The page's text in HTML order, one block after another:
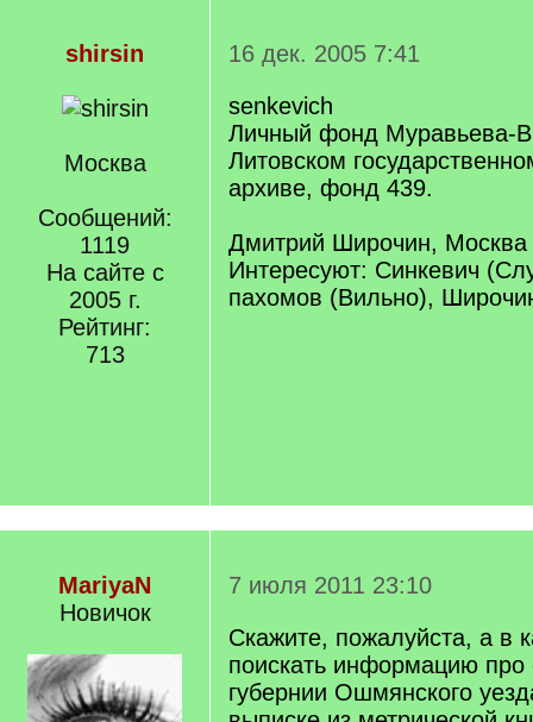
shirsin
Москва
Сообщений:
1119
На сайте с
2005 г.
Рейтинг:
713
16 дек. 2005 7:41
senkevich
Личный фонд Муравьева-
Литовском
архиве, фонд 439.
Дмитрий Широчин, Москва
Интересуют: Синкевич
пахомов (Вильно),
MariyaN
Новичок
7 июля 2011 23:10
Скажите, пожалуйста, а в
поискать информацию про
губернии Ошмянского